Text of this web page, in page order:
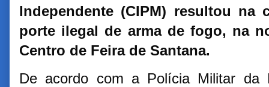
Independente (CIPM) resultou na
porte ilegal de arma de fogo, na
Centro de Feira de Santana.
De acordo com a Polícia Militar da